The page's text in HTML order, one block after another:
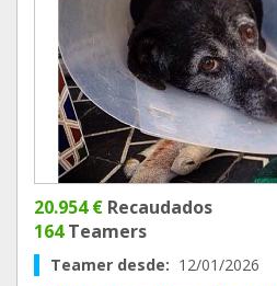
20.954 € Recaudados
164Teamers
Teamer desde: 12/01/2026